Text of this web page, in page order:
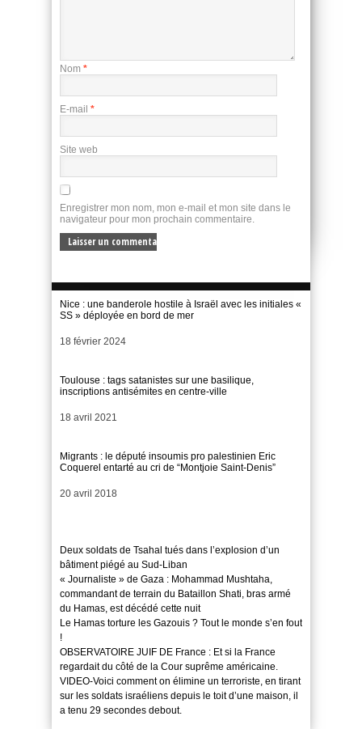
Nom *
E-mail *
Site web
Enregistrer mon nom, mon e-mail et mon site dans le
navigateur pour mon prochain commentaire.
Nice : une banderole hostile à Israël avec les initiales «
SS » déployée en bord de mer
Date
18 février 2024
Toulouse : tags satanistes sur une basilique,
inscriptions antisémites en centre-ville
Date
18 avril 2021
Migrants : le député insoumis pro palestinien Eric
Coquerel entarté au cri de “Montjoie Saint-Denis”
Date
20 avril 2018
Deux soldats de Tsahal tués dans l’explosion d’un
bâtiment piégé au Sud-Liban
« Journaliste » de Gaza : Mohammad Mushtaha,
commandant de terrain du Bataillon Shati, bras armé
du Hamas, est décédé cette nuit
Le Hamas torture les Gazouis ? Tout le monde s’en fout
!
OBSERVATOIRE JUIF DE France : Et si la France
regardait du côté de la Cour suprême américaine.
VIDEO-Voici comment on élimine un terroriste, en tirant
sur les soldats israéliens depuis le toit d’une maison, il
a tenu 29 secondes debout.